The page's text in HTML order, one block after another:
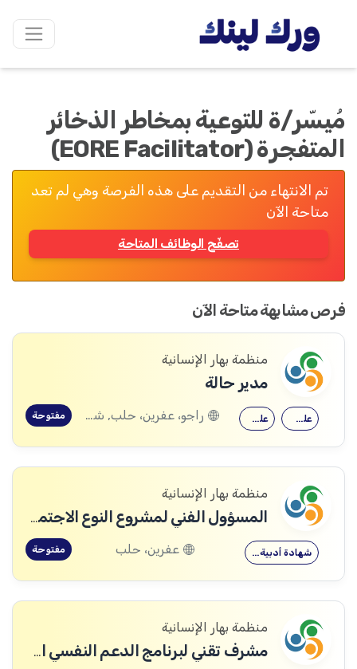
مُيسّر/ة للتوعية بمخاطر الذخائر
المتفجرة (EORE Facilitator)
تم الانتهاء من التقديم على هذه الفرصة وهي لم تعد
متاحة الآن
تصفّح الوظائف المتاحة
فرص مشابهة متاحة الآن
منظمة بهار الإنسانية
مدير حالة
علم النفس علم اجتماع راجو، عفرين، حلب, شيخ الحديد، حلب مفتوحة
منظمة بهار الإنسانية
المسؤول الفني لمشروع النوع الاجتماعي
شهادة أدبية… عفرين، حلب مفتوحة
منظمة بهار الإنسانية
مشرف تقني لبرنامج الدعم النفسي الاجتماعي